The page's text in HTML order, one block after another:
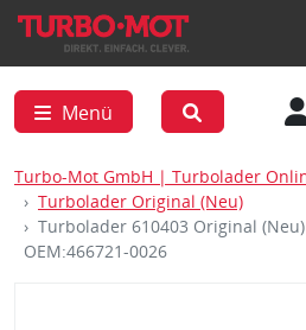
Menü
Turbo-Mot GmbH | Turbolader
Turbolader Original (Neu)
Turbolader 610403 Original
OEM:466721-0026